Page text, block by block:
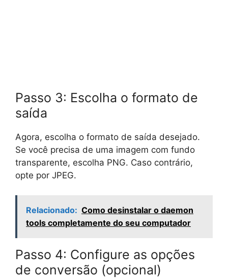
Passo 3: Escolha o formato de
saída
Agora, escolha o formato de saída desejado.
Se você precisa de uma imagem com fundo
transparente, escolha PNG. Caso contrário,
opte por JPEG.
Relacionado: Como desinstalar o daemon
tools completamente do seu computador
Passo 4: Configure as opções
de conversão (opcional)